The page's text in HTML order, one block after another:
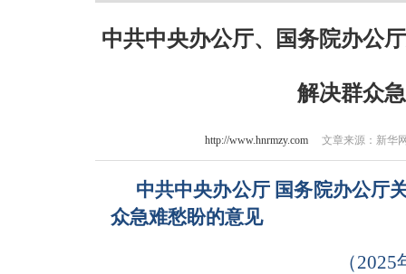
中共中央办公厅、国务院办公
解决群众
http://www.hnrmzy.com 文章来源：新华
中共中央办公厅 国务院办公厅
众急难愁盼的意见
（